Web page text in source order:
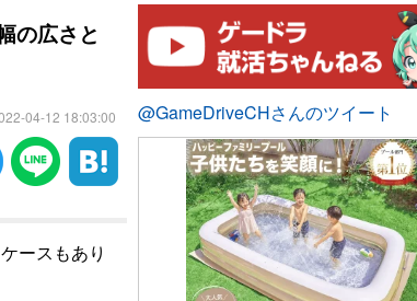
の広さと
04-12 18:03:00
ースもあり
@GameDriveCHさんのツイート